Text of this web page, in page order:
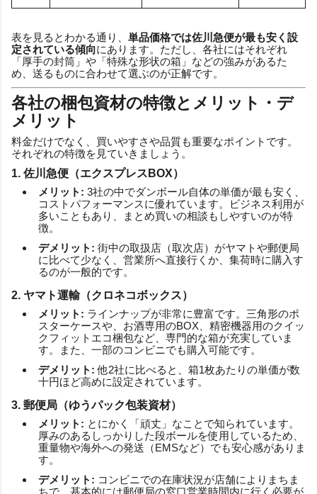
表を見るとわかる通り、 単品価格では佐川急便が最も安く設
定されている傾向にあります。ただし、各社にはそれぞれ
「厚手の封筒」や「特殊な形状の箱」などの強みがあるた
め、送るものに合わせて選ぶのが正解です。
各社の梱包資材の特徴とメリット・デ
メリット
料金だけでなく、買いやすさや品質も重要なポイントです。
それぞれの特徴を見ていきましょう。
1. 佐川急便（エクスプレスBOX）
メリット: 3社の中でダンボール自体の単価が最も安く、
コストパフォーマンスに優れています。ビジネス利用が
多いこともあり、まとめ買いの相談もしやすいのが特
徴。
デメリット: 街中の取扱店（取次店）がヤマトや郵便局
に比べて少なく、営業所へ直接行くか、集荷時に購入す
るのが一般的です。
2. ヤマト運輸（クロネコボックス）
メリット: ラインナップが非常に豊富です。三角形のポ
スターケースや、お酒専用のBOX、精密機器用のクイッ
クフィットエコ梱包など、専門的な箱が充実していま
す。また、一部のコンビニでも購入可能です。
デメリット: 他2社に比べると、箱1枚あたりの単価が数
十円ほど高めに設定されています。
3. 郵便局（ゆうパック包装資材）
メリット: とにかく「頑丈」なことで知られています。
厚みのあるしっかりした段ボールを使用しているため、
重量物や海外への発送（EMSなど）でも安心感がありま
す。
デメリット: コンビニでの在庫状況が店舗によりまちま
ちで、基本的には郵便局の窓口営業時間内に行く必要が